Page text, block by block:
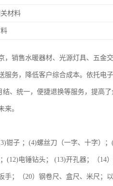
材料
，销售水暖器材、光源灯具、五金
服务，降低客户综合成本。依托电
、统一，便捷退换等服务，提高
来。
钳子 ；(4)螺丝刀（一字、十字）
(12)电锤钻头； (13)开孔器；（14
手；（20）钢卷尺、盒尺、米尺